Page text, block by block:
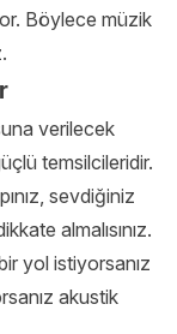
Böylece müzik
verilecek
temsilcileridir.
sevdiğiniz
almalısınız.
yol istiyorsanız
akustik